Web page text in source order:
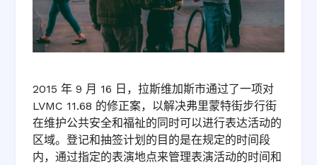
2015 年 9 月 16 日，拉斯维加斯市通过了一项对
LVMC 11.68 的修正案，以解决弗里蒙特街步行街
在维护公共安全和福祉的同时可以进行表达活动的
区域。登记和抽签计划的目的是在规定的时间段
内，通过指定的表演地点来管理表演活动的时间和